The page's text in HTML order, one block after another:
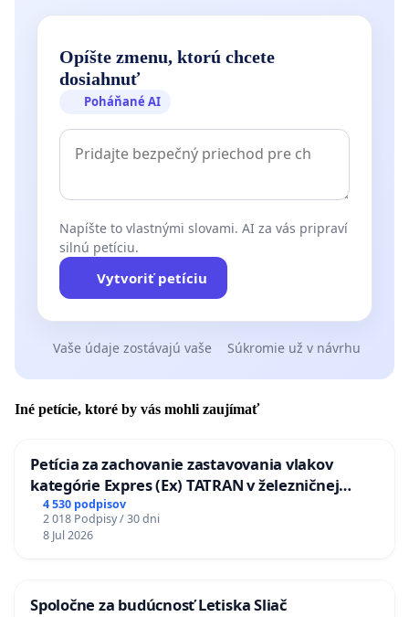
Opíšte zmenu, ktorú chcete
dosiahnuť
Poháňané AI
Napíšte to vlastnými slovami. AI za vás pripraví
silnú petíciu.
Vytvoriť petíciu
Vaše údaje zostávajú vaše Súkromie už v návrhu
Iné petície, ktoré by vás mohli zaujímať
Petícia za zachovanie zastavovania vlakov
kategórie Expres (Ex) TATRAN v železničnej
stanici Púchov
4 530 podpisov
2 018 Podpisy / 30 dni
8 Jul 2026
Spoločne za budúcnosť Letiska Sliač